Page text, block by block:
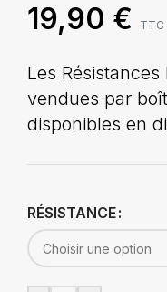
19,90 € TTC
Les
vendues par
disponibles en
RÉSISTANCE